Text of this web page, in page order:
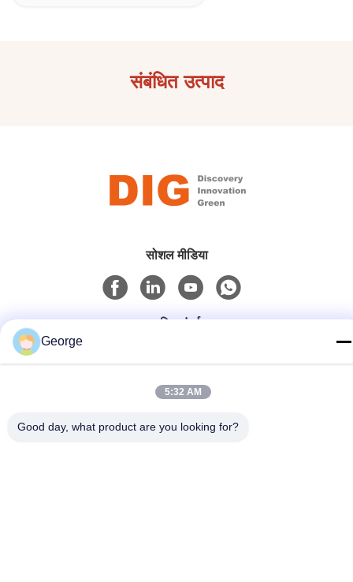
संबंधित उत्पाद
सोशल मीडिया
त्वरित संपर्क
sales@dig-auto.com
George
5:32 AM
Good day, what product are you looking for?